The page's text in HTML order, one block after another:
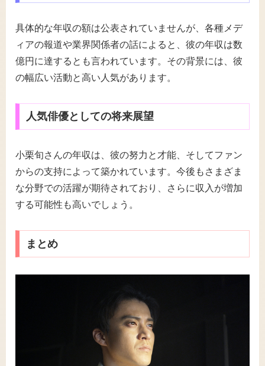
具体的な年収の額は公表されていませんが、各種メデ
ィアの報道や業界関係者の話によると、彼の年収は数
億円に達するとも言われています。その背景には、彼
の幅広い活動と高い人気があります。
人気俳優としての将来展望
小栗旬さんの年収は、彼の努力と才能、そしてファン
からの支持によって築かれています。今後もさまざま
な分野での活躍が期待されており、さらに収入が増加
する可能性も高いでしょう。
まとめ